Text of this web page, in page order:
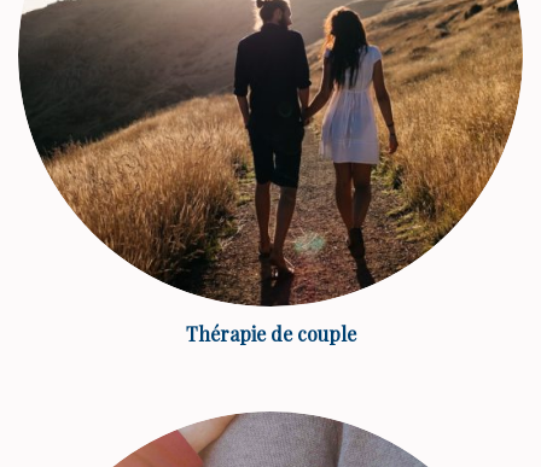
Thérapie de couple